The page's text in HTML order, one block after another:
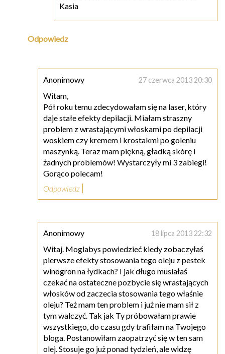
Kasia
Odpowiedz
Anonimowy 27 czerwca 2013 20:30
Witam,
Pół roku temu zdecydowałam się na laser, który
daje stałe efekty depilacji. Miałam straszny
problem z wrastającymi włoskami po depilacji
woskiem czy kremem i krostakmi po goleniu
maszynką. Teraz mam piękną, gładką skórę i
żadnych problemów! Wystarczyły mi 3 zabiegi!
Gorąco polecam!
Odpowiedz
Anonimowy 18 lipca 2013 22:32
Witaj. Moglabys powiedzieć kiedy zobaczyłaś
pierwsze efekty stosowania tego oleju z pestek
winogron na łydkach? I jak długo musiałaś
czekać na ostateczne pozbycie się wrastających
włosków od zaczecia stosowania tego właśnie
oleju? Też mam ten problem i już nie mam sił z
tym walczyć. Tak jak Ty próbowałam prawie
wszystkiego, do czasu gdy trafiłam na Twojego
bloga. Postanowiłam zaopatrzyć się w ten sam
olej. Stosuje go już ponad tydzień, ale widzę